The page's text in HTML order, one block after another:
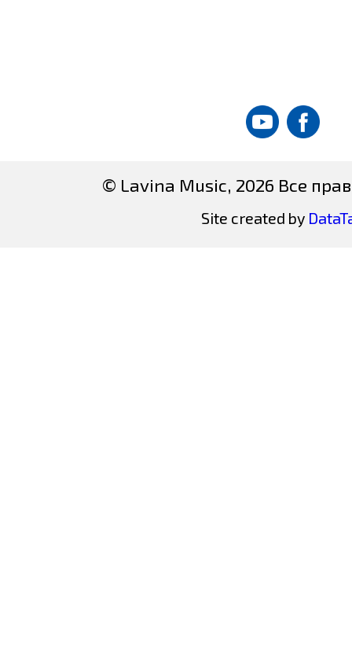
© Lavina Music, 2026 Все
Site created by